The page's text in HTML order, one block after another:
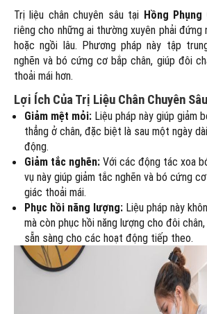
Trị liệu chân chuyên sâu tại Hồng Phụng
riêng cho những ai thường xuyên phải đứng
hoặc ngồi lâu. Phương pháp này tập
nghẽn và bó cứng cơ bắp chân, giúp đôi
thoải mái hơn.
Lợi Ích Của Trị Liệu Chân Chuyên
Giảm mệt mỏi: Liệu pháp này giúp giảm
thẳng ở chân, đặc biệt là sau một ngày
động.
Giảm tắc nghẽn: Với các động tác xoa
vụ này giúp giảm tắc nghẽn và bó cứng
giác thoải mái.
Phục hồi năng lượng: Liệu pháp này
mà còn phục hồi năng lượng cho đôi
sẵn sàng cho các hoạt động tiếp theo.